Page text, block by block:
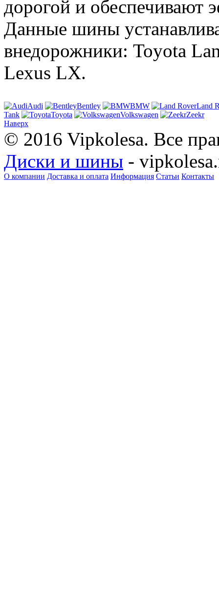
дорогой и обеспечивают
Данные шины
внедорожники: Toyota
Lexus LX.
Audi Bentley BMW
Land
Tank
Toyota Volkswagen
Zeekr
Наверх
© 2016 Vipkolesa. Все
Диски и шины -
О компании Доставка и оплата Информация Статьи Контакты